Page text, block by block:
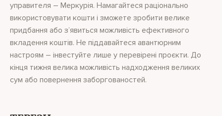
управителя – Меркурія. Намагайтеся раціонально
використовувати кошти і зможете зробити велике
придбання або з’явиться можливість ефективного
вкладення коштів. Не піддавайтеся авантюрним
настроям – інвестуйте лише у перевірені проєкти. До
кінця тижня велика можливість надходження великих
сум або повернення заборгованостей.